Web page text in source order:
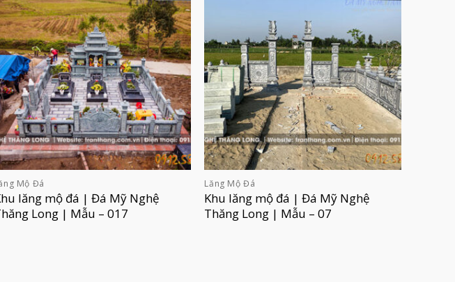
Mộ Đá
lăng mộ đá | Đá Mỹ Nghệ
Long | Mẫu – 017
Lăng Mộ Đá
Khu lăng mộ đá | Đá Mỹ Nghệ
Thăng Long | Mẫu – 07